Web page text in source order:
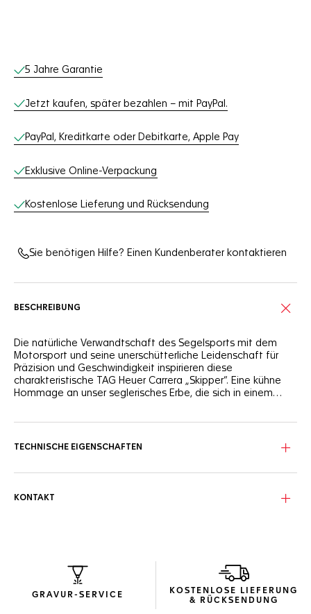
Online-Services
5 Jahre Garantie
Jetzt kaufen, später bezahlen – mit PayPal.
PayPal, Kreditkarte oder Debitkarte, Apple Pay
Exklusive Online-Verpackung
Kostenlose Lieferung und Rücksendung
Sie benötigen Hilfe? Einen Kundenberater kontaktieren
BESCHREIBUNG
Die natürliche Verwandtschaft des Segelsports mit dem
Motorsport und seine unerschütterliche Leidenschaft für
Präzision und Geschwindigkeit inspirieren diese
charakteristische TAG Heuer Carrera „Skipper“. Eine kühne
Hommage an unser seglerisches Erbe, die sich in einem
faszinierende Mischung aus Türkis, Orange, Grün und Blau.
Countdown-Anzeige ausgestattet ist und eine
neuen, widerstandsfähigen blauen Textilband, das für
Komfort und Haltbarkeit entwickelt wurde.
TECHNISCHE EIGENSCHAFTEN
KONTAKT
GRAVUR-SERVICE
KOSTENLOSE LIEFERUNG
& RÜCKSENDUNG